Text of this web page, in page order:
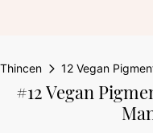
Thincen 12 Vegan
#12 Vegan